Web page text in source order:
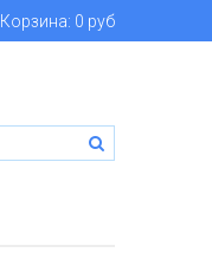
Корзина: 0 руб